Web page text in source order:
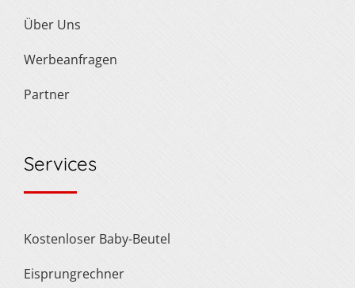
Über Uns
Werbeanfragen
Partner
Services
Kostenloser Baby-Beutel
Eisprungrechner